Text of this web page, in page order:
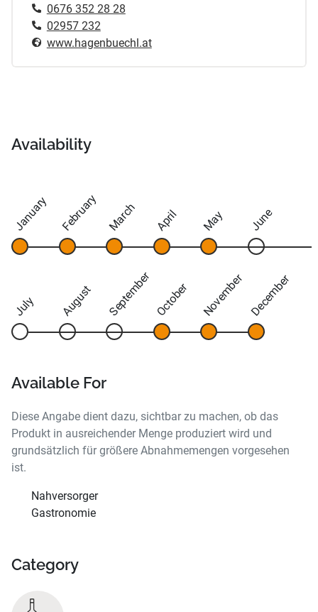
0676 352 28 28
02957 232
www.hagenbuechl.at
Availability
January February March April May June
July August September October November December
Available For
Diese Angabe dient dazu, sichtbar zu machen, ob das
Produkt in ausreichender Menge produziert wird und
grundsätzlich für größere Abnahmemengen vorgesehen
ist.
Nahversorger
Gastronomie
Category